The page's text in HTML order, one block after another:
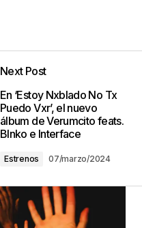
Next Post
En ‘Estoy Nxblado No Tx
Puedo Vxr’, el nuevo
álbum de Verumcito feats.
Blnko e Interface
Estrenos 07/marzo/2024